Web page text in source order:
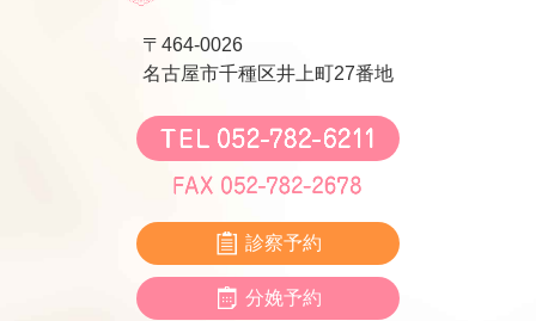
〒464-0026
名古屋市千種区井上町27番地
診察予約
分娩予約